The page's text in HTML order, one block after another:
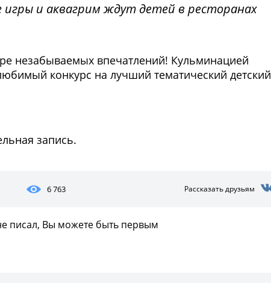
игры и аквагрим ждут детей в ресторанах
незабываемых впечатлений! Кульминацией
конкурс на лучший тематический детский
запись.
6 763 Рассказать друзьям
писал, Вы можете быть первым